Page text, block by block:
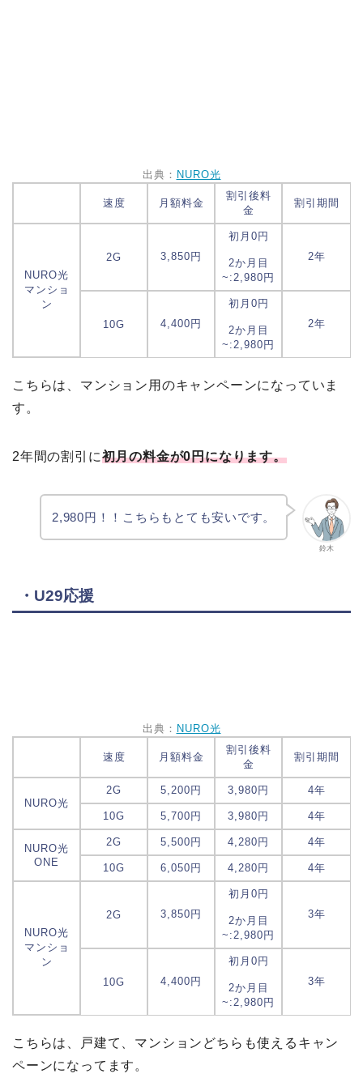
出典： NURO光
速度 月額料金
割引後料
金
割引期間
NURO光
マンショ
ン
2G 3,850円
初月0円
2か月目
~:2,980円
2年
10G 4,400円
初月0円
2か月目
~:2,980円
2年
こちらは、マンション用のキャンペーンになっていま
す。
2年間の割引に初月の料金が0円になります。
鈴木
2,980円！！こちらもとても安いです。
・U29応援
出典： NURO光
速度 月額料金
割引後料
金
割引期間
NURO光
2G 5,200円 3,980円 4年
10G 5,700円 3,980円 4年
NURO光
ONE
2G 5,500円 4,280円 4年
10G 6,050円 4,280円 4年
NURO光
マンショ
ン
2G 3,850円
初月0円
2か月目
~:2,980円
3年
10G 4,400円
初月0円
2か月目
~:2,980円
3年
こちらは、戸建て、マンションどちらも使えるキャン
ペーンになってます。